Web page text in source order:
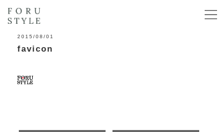
2015/08/01
favicon